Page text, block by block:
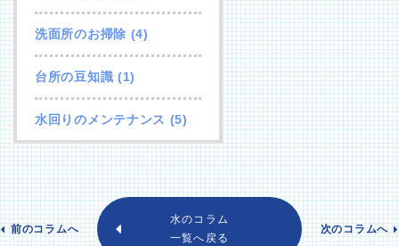
洗面所のお掃除 (4)
台所の豆知識 (1)
水回りのメンテナンス (5)
前のコラムへ
水のコラム
一覧へ戻る
次のコラムへ